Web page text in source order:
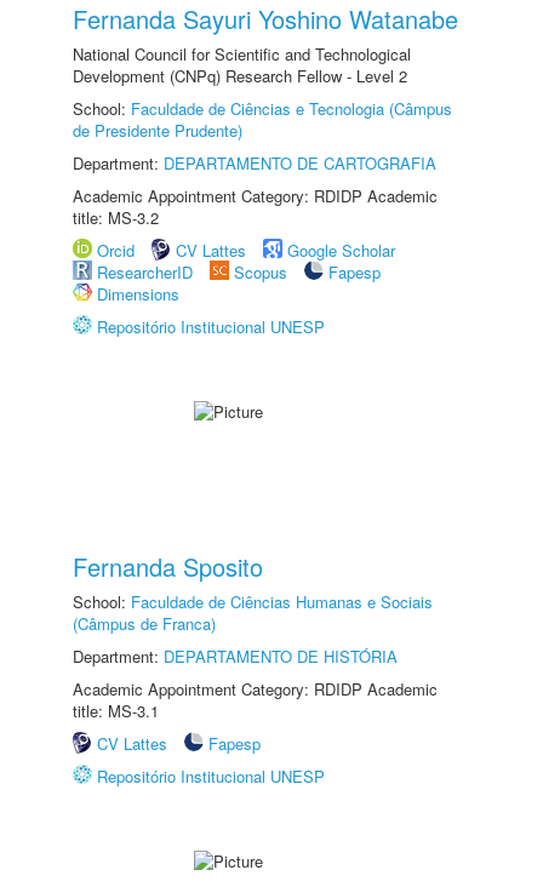
Fernanda Sayuri Yoshino Watanabe
National Council for Scientific and Technological
Development (CNPq) Research Fellow - Level 2
School: Faculdade de Ciências e Tecnologia (Câmpus
de Presidente Prudente)
Department: DEPARTAMENTO DE CARTOGRAFIA
Academic Appointment Category: RDIDP Academic
title: MS-3.2
Orcid
CV Lattes
Google Scholar
ResearcherID
Scopus
Fapesp
Dimensions
Repositório Institucional UNESP
Fernanda Sposito
School: Faculdade de Ciências Humanas e Sociais
(Câmpus de Franca)
Department: DEPARTAMENTO DE HISTÓRIA
Academic Appointment Category: RDIDP Academic
title: MS-3.1
CV Lattes
Fapesp
Repositório Institucional UNESP